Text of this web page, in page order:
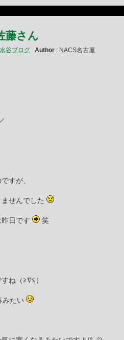
藤さん
水谷ブログ Author : NACS名古屋
すが、
せんでした
日です 笑
ね（≧∇≦）
みたい